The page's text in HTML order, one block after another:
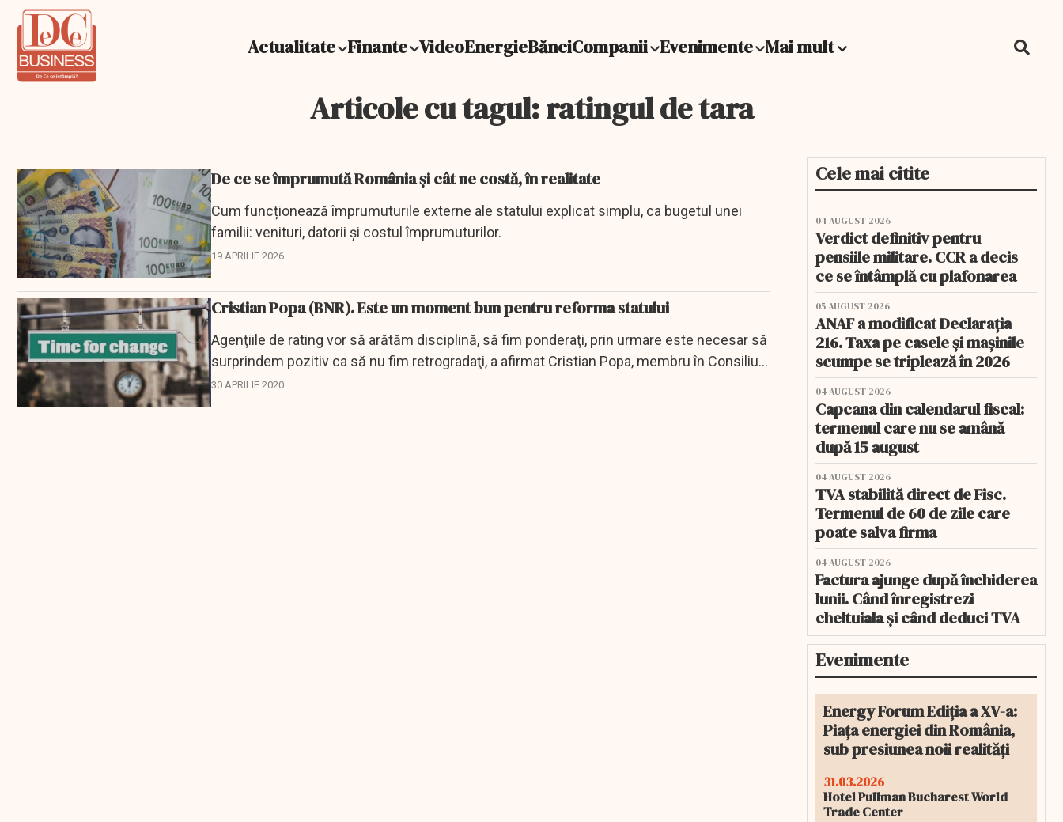
Actualitate Finante VideoEnergieBănciCompanii Evenimente Mai mult
Articole cu tagul: ratingul de tara
De ce se împrumută România și cât ne costă, în realitate
Cum funcționează împrumuturile externe ale statului explicat simplu, ca bugetul unei
familii: venituri, datorii și costul împrumuturilor.
19 APRILIE 2026
Cristian Popa (BNR). Este un moment bun pentru reforma statului
Agenţiile de rating vor să arătăm disciplină, să fim ponderaţi, prin urmare este necesar să
surprindem pozitiv ca să nu fim retrogradaţi, a afirmat Cristian Popa, membru în Consiliul
de...
30 APRILIE 2020
Cele mai citite
04 AUGUST 2026
Verdict definitiv pentru
pensiile militare. CCR a decis
ce se întâmplă cu plafonarea
05 AUGUST 2026
ANAF a modificat Declarația
216. Taxa pe casele și mașinile
scumpe se triplează în 2026
04 AUGUST 2026
Capcana din calendarul fiscal:
termenul care nu se amână
după 15 august
04 AUGUST 2026
TVA stabilită direct de Fisc.
Termenul de 60 de zile care
poate salva firma
04 AUGUST 2026
Factura ajunge după închiderea
lunii. Când înregistrezi
cheltuiala și când deduci TVA
Evenimente
Energy Forum Ediția a XV-a:
Piața energiei din România,
sub presiunea noii realități
31.03.2026
Hotel Pullman Bucharest World
Trade Center